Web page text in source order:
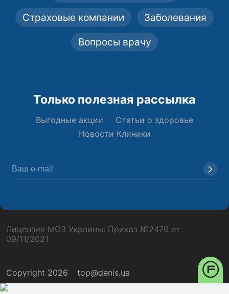
Страховые компании Заболевания
Вопросы врачу
Только полезная рассылка
Выгодные акции
Статьи о здоровье
Новости Клиники
Copyright 2026 top@denis.ua
Лицензия МОЗ Украины: Приказ №2470 от
09/11/2021